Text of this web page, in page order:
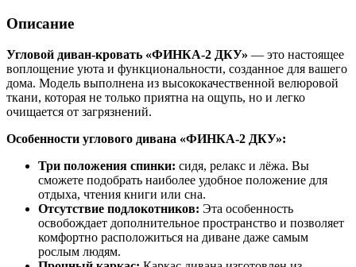
Описание
Угловой диван-кровать «ФИНКА-2 ДКУ» — это настоящее
воплощение уюта и функциональности, созданное для вашего
дома. Модель выполнена из высококачественной велюровой
ткани, которая не только приятна на ощупь, но и легко
очищается от загрязнений.
Особенности углового дивана «ФИНКА-2 ДКУ»:
Три положения спинки: сидя, релакс и лёжа. Вы
сможете подобрать наиболее удобное положение для
отдыха, чтения книги или сна.
Отсутствие подлокотников: Эта особенность
освобождает дополнительное пространство и позволяет
комфортно расположиться на диване даже самым
рослым людям.